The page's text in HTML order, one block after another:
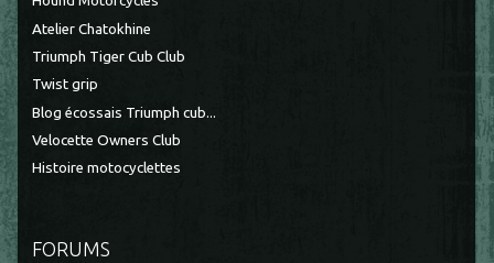
Atelier Chatokhine
Triumph Tiger Cub Club
Twist grip
Blog écossais Triumph cub...
Velocette Owners Club
Histoire motocyclettes
FORUMS